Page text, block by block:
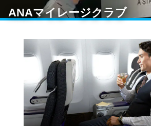
ANAマイレージクラブ